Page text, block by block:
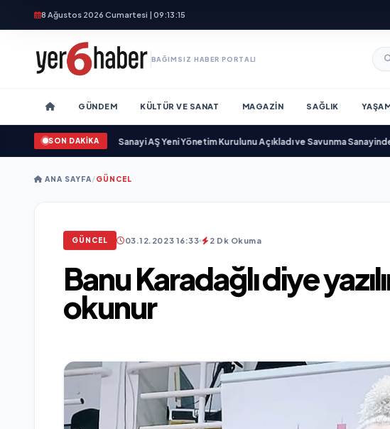
8 Ağustos 2026 Cumartesi | 09:13:17
BAĞIMSIZ HABER PORTALI
GÜNDEM KÜLTÜR VE SANAT MAGAZIN SAĞLIK
SON DAKİKA
Açıkgöz Savunma Sanayi AŞ Yeni Yönetim Kurulunu Açıkladı ve Savunma Sanayinde
ANA SAYFA/GÜNCEL
GÜNCEL 03.12.2023 16:33 2 Dk Okuma
Banu Karadağlı diye
okunur